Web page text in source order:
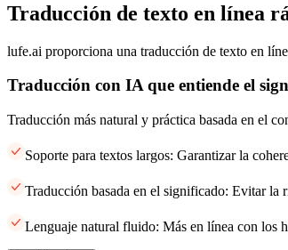
Traducción de texto en línea
lufe.ai proporciona una traducción de texto en
Traducción con IA que entiende el
Traducción más natural y práctica basada en el
Soporte para textos largos: Garantizar la
Traducción basada en el significado: Evitar la
Lenguaje natural fluido: Más en línea con los